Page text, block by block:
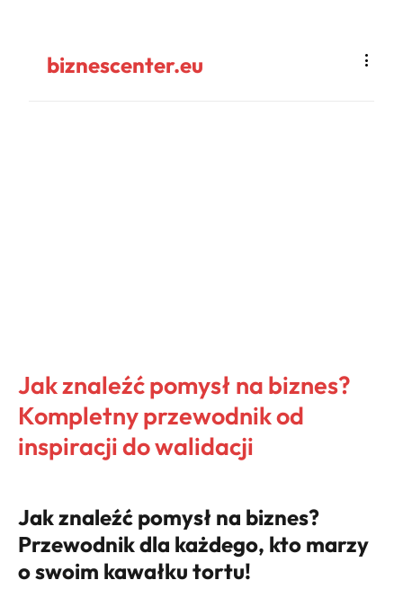
biznescenter.eu
Jak znaleźć pomysł na biznes?
Kompletny przewodnik od
inspiracji do walidacji
Jak znaleźć pomysł na biznes?
Przewodnik dla każdego, kto marzy
o swoim kawałku tortu!